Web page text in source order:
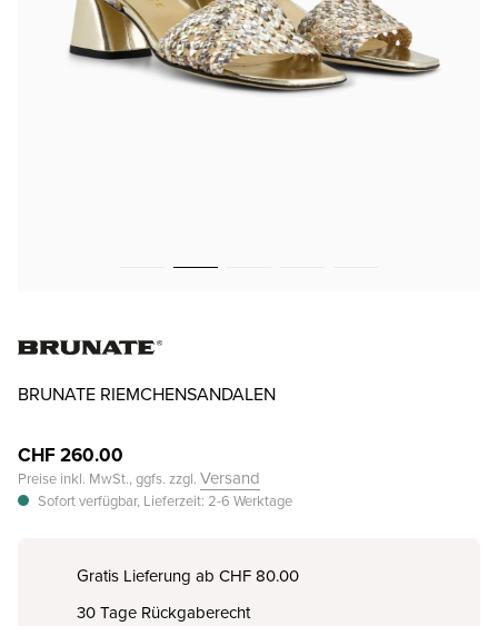
BRUNATE RIEMCHENSANDALEN
CHF 260.00
Preise inkl. MwSt., ggfs. zzgl. Versand
Sofort verfügbar, Lieferzeit: 2-6 Werktage
Gratis Lieferung ab CHF 80.00
30 Tage Rückgaberecht